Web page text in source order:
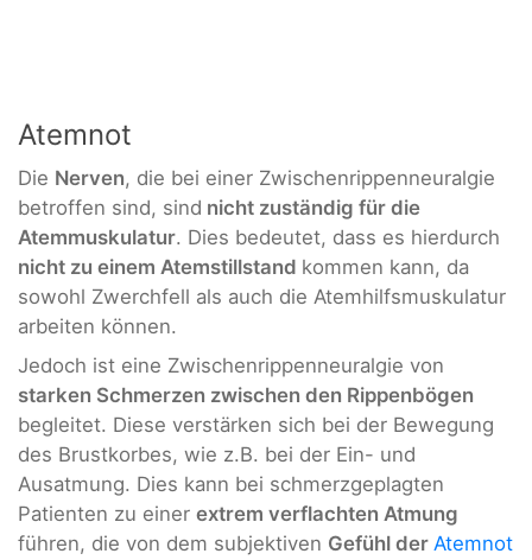
Atemnot
Die Nerven, die bei einer Zwischenrippenneuralgie
betroffen sind, sind nicht zuständig für die
Atemmuskulatur. Dies bedeutet, dass es hierdurch
nicht zu einem Atemstillstand kommen kann, da
sowohl Zwerchfell als auch die Atemhilfsmuskulatur
arbeiten können.
Jedoch ist eine Zwischenrippenneuralgie von
starken Schmerzen zwischen den Rippenbögen
begleitet. Diese verstärken sich bei der Bewegung
des Brustkorbes, wie z.B. bei der Ein- und
Ausatmung. Dies kann bei schmerzgeplagten
Patienten zu einer extrem verflachten Atmung
führen, die von dem subjektiven Gefühl der Atemnot